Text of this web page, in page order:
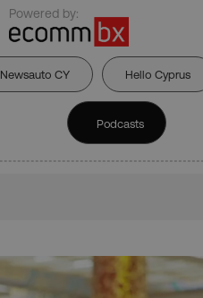
Powered by:
Newsauto CY Hello Cyprus
Podcasts